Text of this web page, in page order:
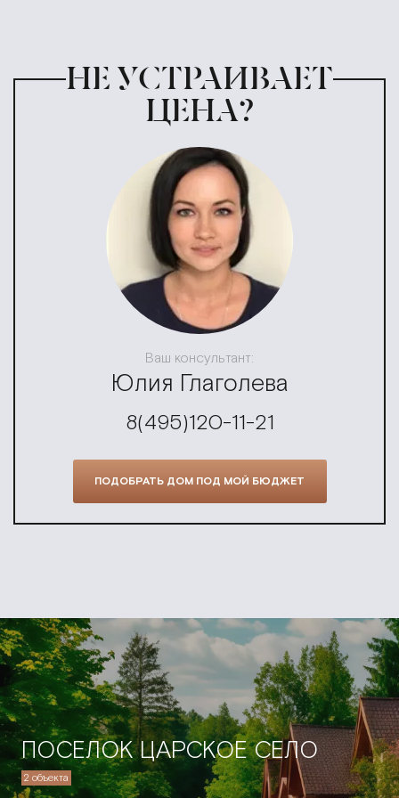
НЕ УСТРАИВАЕТ
ЦЕНА?
Ваш консультант:
Юлия Глаголева
8(495)120-11-21
ПОДОБРАТЬ ДОМ ПОД МОЙ БЮДЖЕТ
ПОСЕЛОК ЦАРСКОЕ СЕЛО
2 объекта